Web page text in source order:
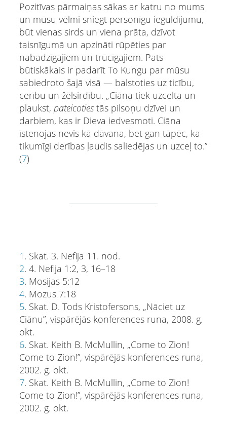
Pozitīvas pārmaiņas sākas ar katru no mums
un mūsu vēlmi sniegt personīgu ieguldījumu,
būt vienas sirds un viena prāta, dzīvot
taisnīgumā un apzināti rūpēties par
nabadzīgajiem un trūcīgajiem. Pats
būtiskākais ir padarīt To Kungu par mūsu
sabiedroto šajā visā — balstoties uz ticību,
cerību un žēlsirdību. „Ciāna tiek uzcelta un
plaukst, pateicotiestās pilsoņu dzīvei un
darbiem, kas ir Dieva iedvesmoti. Ciāna
īstenojas nevis kā dāvana, bet gan tāpēc, ka
tikumīgi derības ļaudis saliedējas un uzceļ to.”
(7)
1 . Skat. 3. Nefija 11. nod.
2. 4. Nefija 1:2, 3, 16–18
3. Mosijas 5:12
4. Mozus 7:18
5. Skat. D. Tods Kristofersons, „Nāciet uz
Ciānu”, vispārējās konferences runa, 2008. g.
okt.
6. Skat. Keith B. McMullin, „Come to Zion!
Come to Zion!”, vispārējās konferences runa,
2002. g. okt.
7. Skat. Keith B. McMullin, „Come to Zion!
Come to Zion!”, vispārējās konferences runa,
2002. g. okt.